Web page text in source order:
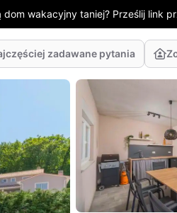
dom wakacyjny taniej? Prześlij link
zadawane pytania